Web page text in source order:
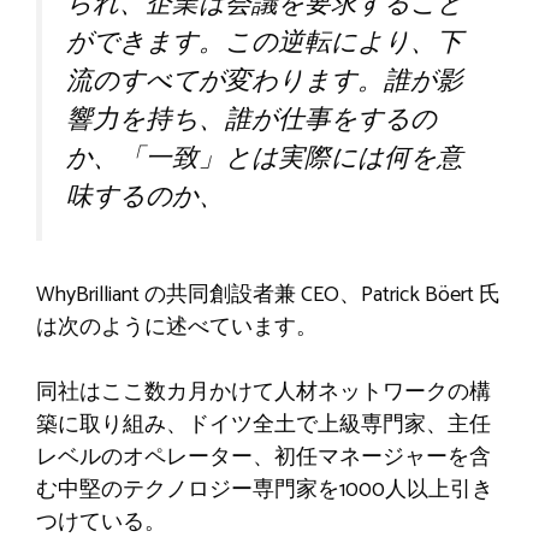
ができます。この逆転により、下
流のすべてが変わります。誰が影
響力を持ち、誰が仕事をするの
か、「一致」とは実際には何を意
味するのか、
WhyBrilliant の共同創設者兼 CEO、Patrick Böert 氏
は次のように述べています。
同社はここ数カ月かけて人材ネットワークの構
築に取り組み、ドイツ全土で上級専門家、主任
レベルのオペレーター、初任マネージャーを含
む中堅のテクノロジー専門家を1000人以上引き
つけている。